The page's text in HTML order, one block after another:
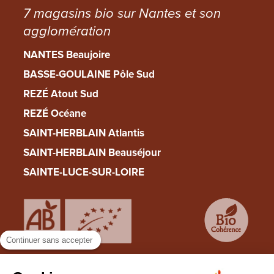
7 magasins bio sur Nantes et son
agglomération
NANTES Beaujoire
BASSE-GOULAINE Pôle Sud
REZÉ Atout Sud
REZÉ Océane
SAINT-HERBLAIN Atlantis
SAINT-HERBLAIN Beauséjour
SAINTE-LUCE-SUR-LOIRE
Continuer sans accepter